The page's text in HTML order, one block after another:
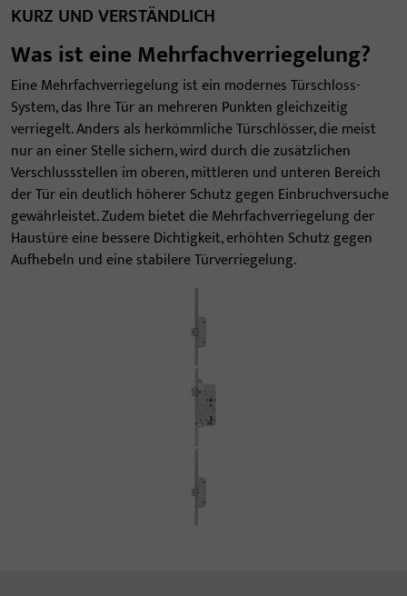
KURZ UND VERSTÄNDLICH
Was ist eine Mehrfachverriegelung?
Eine Mehrfachverriegelung ist ein modernes Türschloss-
System, das Ihre Tür an mehreren Punkten gleichzeitig
verriegelt. Anders als herkömmliche Türschlösser, die meist
nur an einer Stelle sichern, wird durch die zusätzlichen
Verschlussstellen im oberen, mittleren und unteren Bereich
der Tür ein deutlich höherer Schutz gegen Einbruchversuche
gewährleistet. Zudem bietet die Mehrfachverriegelung der
Haustüre eine bessere Dichtigkeit, erhöhten Schutz gegen
Aufhebeln und eine stabilere Türverriegelung.